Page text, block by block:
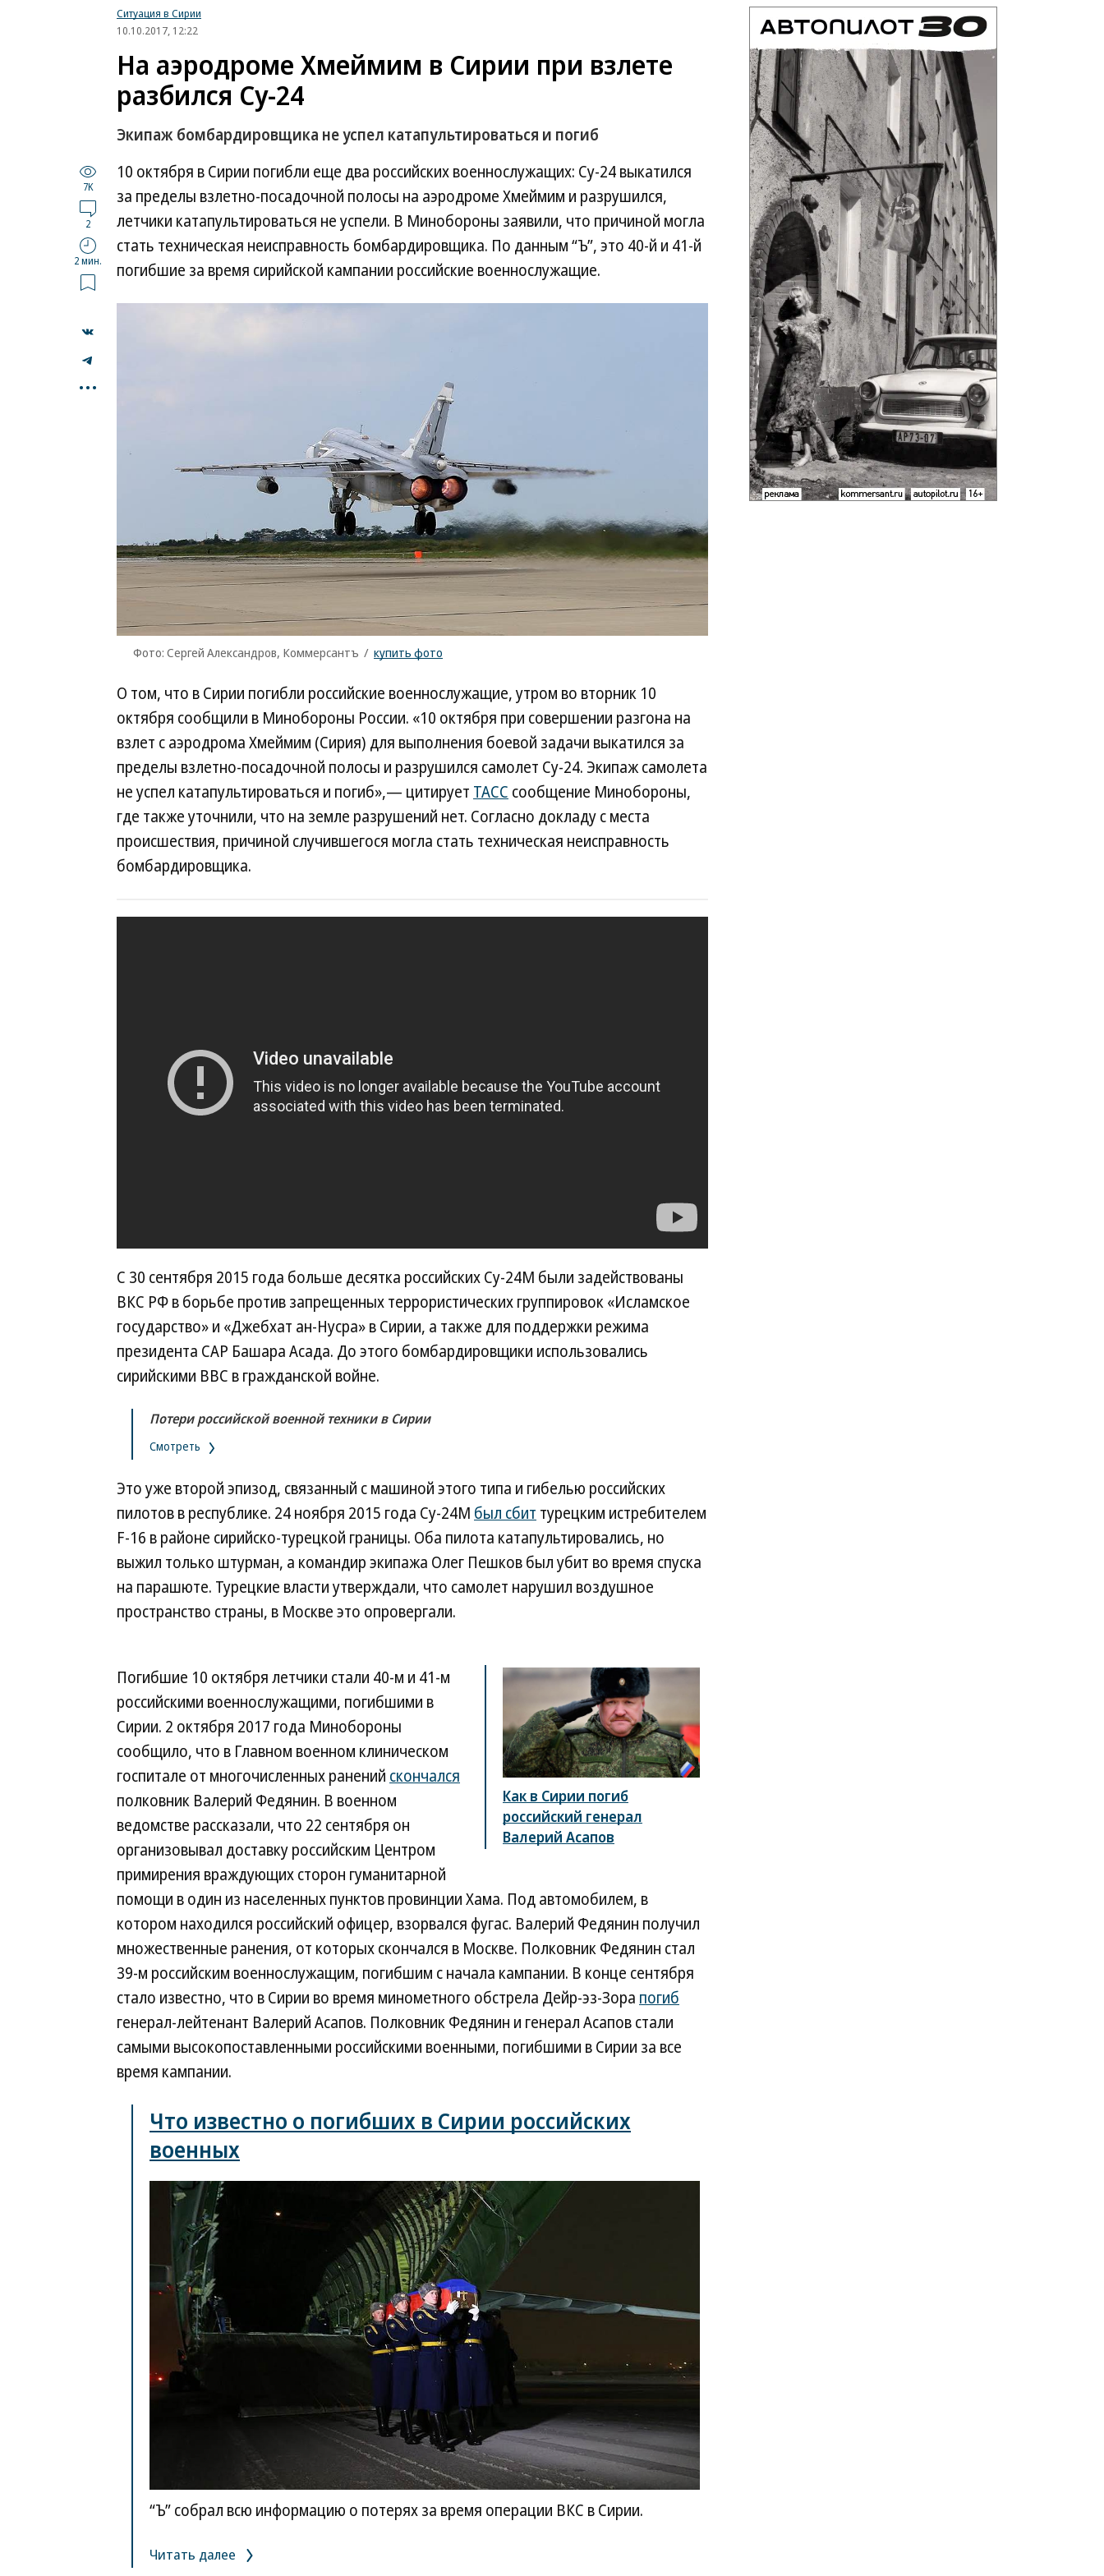
Ситуация в Сирии
10.10.2017, 12:22
На аэродроме Хмеймим в Сирии при взлете
разбился Су-24
Экипаж бомбардировщика не успел катапультироваться и погиб
7K
2
2 мин.
...
10 октября в Сирии погибли еще два российских военнослужащих: Су-24 выкатился
за пределы взлетно-посадочной полосы на аэродроме Хмеймим и разрушился,
летчики катапультироваться не успели. В Минобороны заявили, что причиной могла
стать техническая неисправность бомбардировщика. По данным “Ъ”, это 40-й и 41-й
погибшие за время сирийской кампании российские военнослужащие.
Фото: Сергей Александров, Коммерсантъ / купить фото
О том, что в Сирии погибли российские военнослужащие, утром во вторник 10
октября сообщили в Минобороны России. «10 октября при совершении разгона на
взлет с аэродрома Хмеймим (Сирия) для выполнения боевой задачи выкатился за
пределы взлетно-посадочной полосы и разрушился самолет Су-24. Экипаж самолета
не успел катапультироваться и погиб»,— цитирует ТАСС сообщение Минобороны,
где также уточнили, что на земле разрушений нет. Согласно докладу с места
происшествия, причиной случившегося могла стать техническая неисправность
бомбардировщика.
С 30 сентября 2015 года больше десятка российских Су-24М были задействованы
ВКС РФ в борьбе против запрещенных террористических группировок «Исламское
государство» и «Джебхат ан-Нусра» в Сирии, а также для поддержки режима
президента САР Башара Асада. До этого бомбардировщики использовались
сирийскими ВВС в гражданской войне.
Потери российской военной техники в Сирии
Смотреть
Это уже второй эпизод, связанный с машиной этого типа и гибелью российских
пилотов в республике. 24 ноября 2015 года Су-24М был сбит турецким истребителем
F-16 в районе сирийско-турецкой границы. Оба пилота катапультировались, но
выжил только штурман, а командир экипажа Олег Пешков был убит во время спуска
на парашюте. Турецкие власти утверждали, что самолет нарушил воздушное
пространство страны, в Москве это опровергали.
Как в Сирии погиб
российский генерал
Валерий Асапов
Погибшие 10 октября летчики стали 40-м и 41-м
российскими военнослужащими, погибшими в
Сирии. 2 октября 2017 года Минобороны
сообщило, что в Главном военном клиническом
госпитале от многочисленных ранений скончался
полковник Валерий Федянин. В военном
ведомстве рассказали, что 22 сентября он
организовывал доставку российским Центром
примирения враждующих сторон гуманитарной
помощи в один из населенных пунктов провинции Хама. Под автомобилем, в
котором находился российский офицер, взорвался фугас. Валерий Федянин получил
множественные ранения, от которых скончался в Москве. Полковник Федянин стал
39-м российским военнослужащим, погибшим с начала кампании. В конце сентября
стало известно, что в Сирии во время минометного обстрела Дейр-эз-Зора погиб
генерал-лейтенант Валерий Асапов. Полковник Федянин и генерал Асапов стали
самыми высокопоставленными российскими военными, погибшими в Сирии за все
время кампании.
Что известно о погибших в Сирии российских
военных
“Ъ” собрал всю информацию о потерях за время операции ВКС в Сирии.
Читать далее